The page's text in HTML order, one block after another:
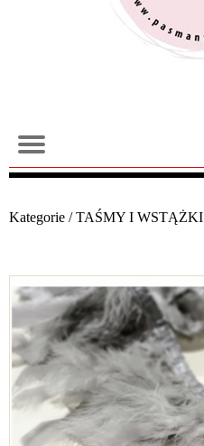
Kategorie /TAŚMY I WSTĄŻKI